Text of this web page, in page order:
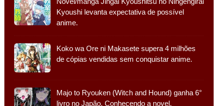
Kyoushi levanta expectativa de possível
anime.
Koko wa Ore ni Makasete supera 4 milhões
de cópias vendidas sem conquistar anime.
Majo to Ryouken (Witch and Hound) ganha 6°
livro no Japão. Conhecendo a novel.